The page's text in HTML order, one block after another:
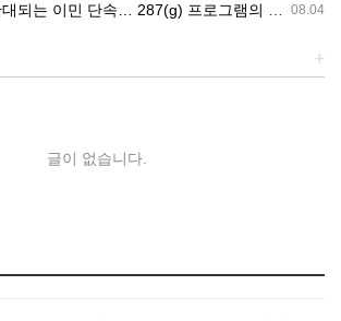
08.04
는 이민 단속… 287(g) 프로그램의 대대적 확장
+
글이 없습니다.